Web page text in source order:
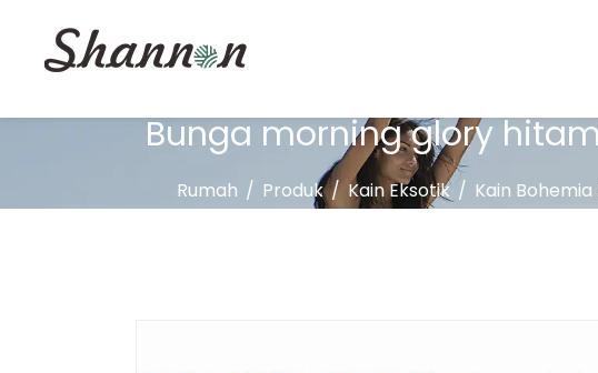
Bunga morning glory
Rumah / Produk/ Kain Eksotik / Kain Bohemia